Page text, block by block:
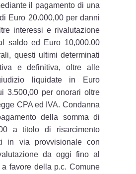
il pagamento di una
Euro 20.000,00 per danni
interessi e rivalutazione
saldo ed Euro 10,000.00
questi ultimi determinati
e definitiva, oltre alle
liquidate in Euro
3.500,00 per onorari oltre
CPA ed IVA. Condanna
della somma di
a titolo di risarcimento
in via provvisionale con
da oggi fino al
favore della p.c. Comune